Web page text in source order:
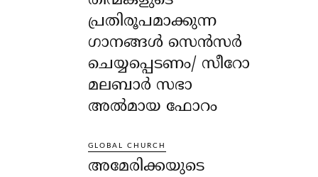
പ്രതിരൂപമാക്കുന്ന
ഗാനങ്ങൾ സെൻസർ
ചെയ്യപ്പെടണം/ സീറോ
മലബാർ സഭാ
അൽമായ ഫോറം
GLOBAL CHURCH
അമേരിക്കയുടെ